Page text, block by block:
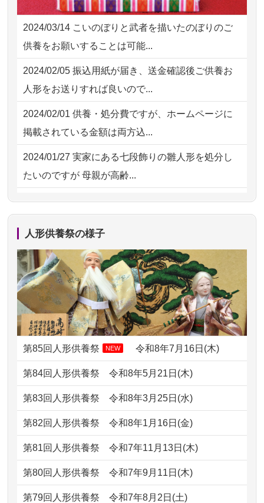
2026/08/01 11:07 さいたの方からお申込み
2026/07/31 17:28 栃木県の方からお申込み
2026/07/31 12:32 東京都の方からお申込み
も丁寧に説...
2026/07/18 つい先日も利用させていただきまし
た。 手続...
2026/07/18 大切にしていたお人形をきちんと供養
してくださ...
2026/07/15 子供の頃から可愛がってきた七段飾り
の雛人形で...
2026/07/15 お客様の声を読み、丁寧に供養してい
ただけそう...
2026/07/11思い出のある人形達を、ちゃんと供養
したく、花...
2026/07/10家から近かったので。
2026/07/08誰も住んでいない実家の片付けを始め
ました。 ...
2026/07/069年間自由が丘店を見守ってくれてあり
がとう。
2026/07/05 しっかりとお人形たちの供養をしてい
ただけると...
2026/06/30長年大事にしてきた雛人形です、供養
ガラスケースのまま引き取ってくださ
2024/03/14 こいのぼりと武者を描いたのぼりのご
供養をお願いすることは可能...
2024/02/05 振込用紙が届き、送金確認後ご供養お
人形をお送りすれば良いので...
2024/02/01 供養・処分費ですが、ホームページに
掲載されている金額は両方込...
2024/01/27 実家にある七段飾りの雛人形を処分し
たいのですが 母親が高齢...
2024/01/13剥製の供養・処分をお願いできます
ですが？
2024/01/13お雛様のセットを供養・処分したいの
ですが、お雛様とお内裏様だ...
2024/01/13供養申込みの後、供養祭までお人形は
どうなってるのですか？
2024/01/13会社のようですが、きちんと供養して
供養が終わったお人形以外はどうして
人形供養祭の様子
第85回人形供養祭 NEW 令和8年7月16日(木)
第84回人形供養祭令和8年5月21日(木)
第83回人形供養祭令和8年3月25日(水)
第82回人形供養祭令和8年1月16日(金)
第81回人形供養祭令和7年11月13日(木)
第80回人形供養祭令和7年9月11日(木)
第79回人形供養祭令和7年8月2日(土)